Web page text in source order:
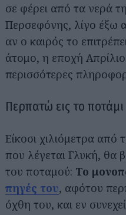
σε φέρει από τα νερά
Περσεφόνης, λίγο έξω
αν ο καιρός το
άτομο, η εποχή
περισσότερες
Περπατώ εις το ποτάμι
Είκοσι χιλιόμετρα από
που λέγεται Γλυκή, θα
του ποταμού: Το
πηγές του, αφότου
όχθη του, και εν